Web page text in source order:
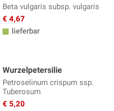
Beta vulgaris subsp. vulgaris
€ 4,67
lieferbar
Wurzelpetersilie
Petroselinum crispum ssp.
Tuberosum
€ 5,20